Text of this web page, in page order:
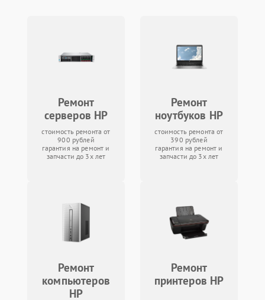
Ремонт
серверов HP
стоимость ремонта от
900 рублей
гарантия на ремонт и
запчасти до 3х лет
Ремонт
ноутбуков HP
стоимость ремонта от
390 рублей
гарантия на ремонт и
запчасти до 3х лет
Ремонт
компьютеров
HP
Ремонт
принтеров HP